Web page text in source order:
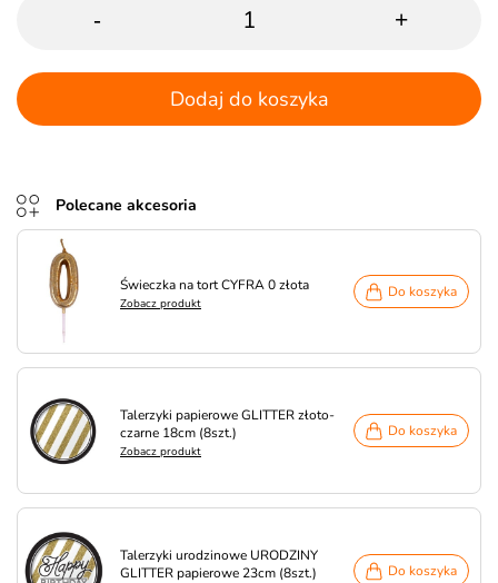
- +
Dodaj do koszyka
Polecane akcesoria
Świeczka na tort CYFRA 0 złota
Zobacz produkt
Do koszyka
Talerzyki papierowe GLITTER złoto-
czarne 18cm (8szt.)
Zobacz produkt
Do koszyka
Talerzyki urodzinowe URODZINY
GLITTER papierowe 23cm (8szt.)
Do koszyka